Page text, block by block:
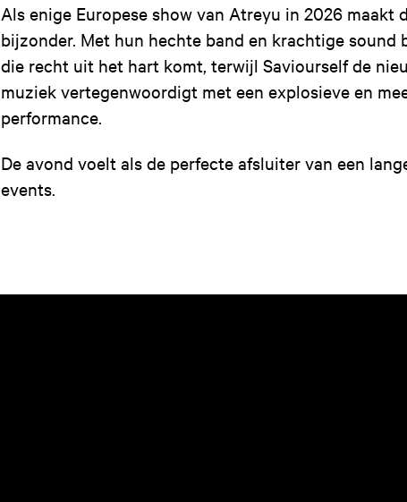
Als enige Europese show van Atreyu in 2026 maakt
bijzonder. Met hun hechte band en krachtige sound
die recht uit het hart komt, terwijl Saviourself de
muziek vertegenwoordigt met een explosieve en
performance.
De avond voelt als de perfecte afsluiter van een
events.